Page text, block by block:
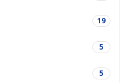
19
5
5